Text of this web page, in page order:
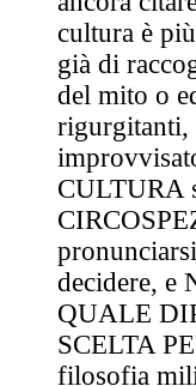
cultura è
già di
del mito o
rigurgitanti,
CULTURA
decidere,
QUALE
SCELTA
filosofia